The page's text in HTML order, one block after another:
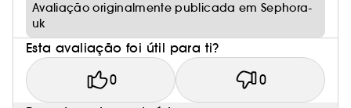
Avaliação originalmente publicada em Sephora-
uk
Esta avaliação foi útil para ti?
0 0